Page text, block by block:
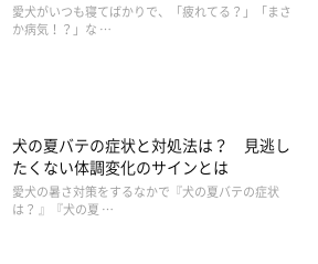
愛犬がいつも寝てばかりで、「疲れてる？」「まさ
か病気！？」な …
犬の夏バテの症状と対処法は？ 見逃し
たくない体調変化のサインとは
愛犬の暑さ対策をするなかで『犬の夏バテの症状
は？ 』『犬の夏 …